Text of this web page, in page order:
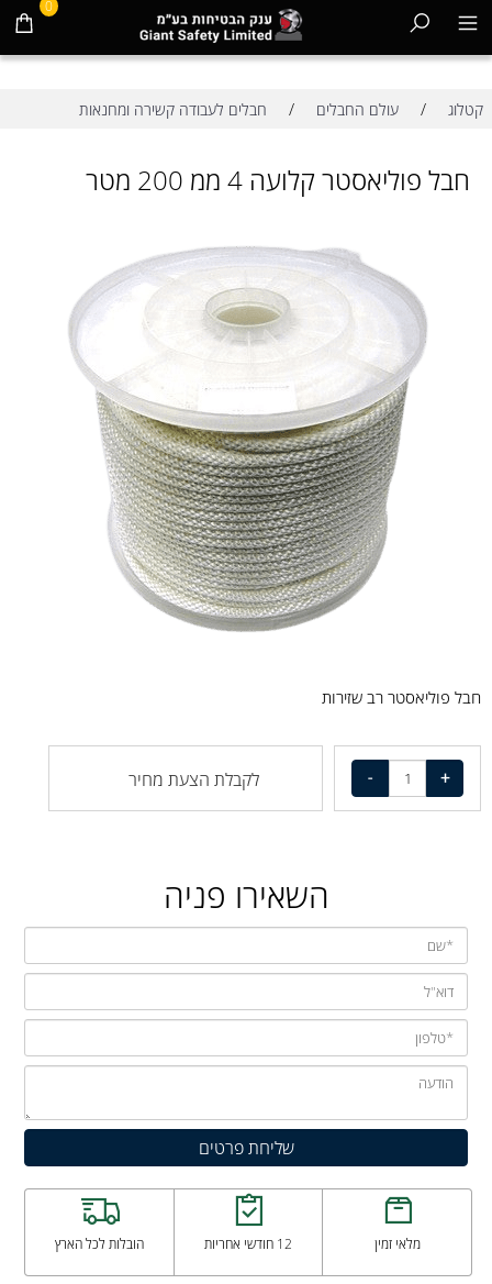
0
קטלוג / עולם החבלים / חבלים לעבודה קשירה ומחנאות
חבל פוליאסטר קלועה 4 ממ 200 מטר
חבל פוליאסטר רב שזירות
לקבלת הצעת מחיר
השאירו פניה
מלאי זמין 12 חודשי אחריות הובלות לכל הארץ